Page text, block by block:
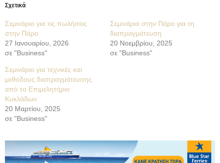
Σχετικά
Σεμινάριο για τις πωλήσεις
στην Πάρο
27 Ιανουαρίου, 2026
σε "Business"
Σεμινάριο στην Πάρο για τη
διαπραγμάτευση
20 Νοεμβρίου, 2025
σε "Business"
Σεμινάριο για τεχνικές και
μεθόδους διαπραγμάτευσης
από το Επιμελητήριο
Κυκλάδων
20 Μαρτίου, 2025
σε "Business"